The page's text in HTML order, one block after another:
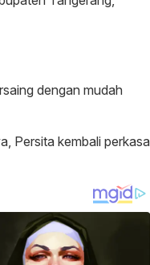
dengan mudah
Persita kembali perkasa